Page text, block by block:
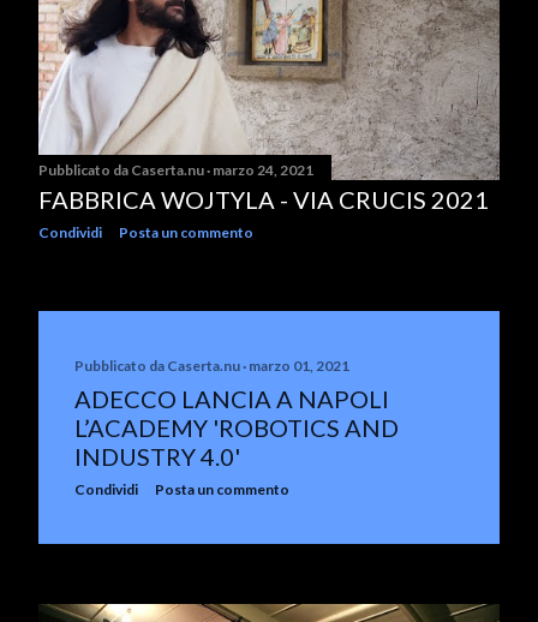
Pubblicato da Caserta.nu marzo 24, 2021
FABBRICA WOJTYLA - VIA CRUCIS 2021
Condividi Posta un commento
Pubblicato da Caserta.nu marzo 01, 2021
ADECCO LANCIA A NAPOLI
L’ACADEMY 'ROBOTICS AND
INDUSTRY 4.0'
Condividi Posta un commento